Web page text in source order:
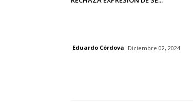
Eduardo Córdova Diciembre 02, 2024